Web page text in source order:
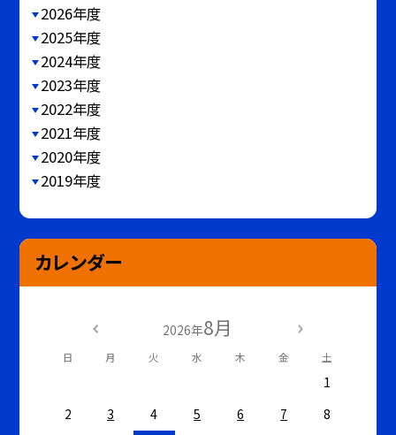
2026年度
2025年度
2024年度
2023年度
2022年度
2021年度
2020年度
2019年度
カレンダー
2026年8月
日 月 火 水 木 金 土
1
2
3 4 5 6 7
8